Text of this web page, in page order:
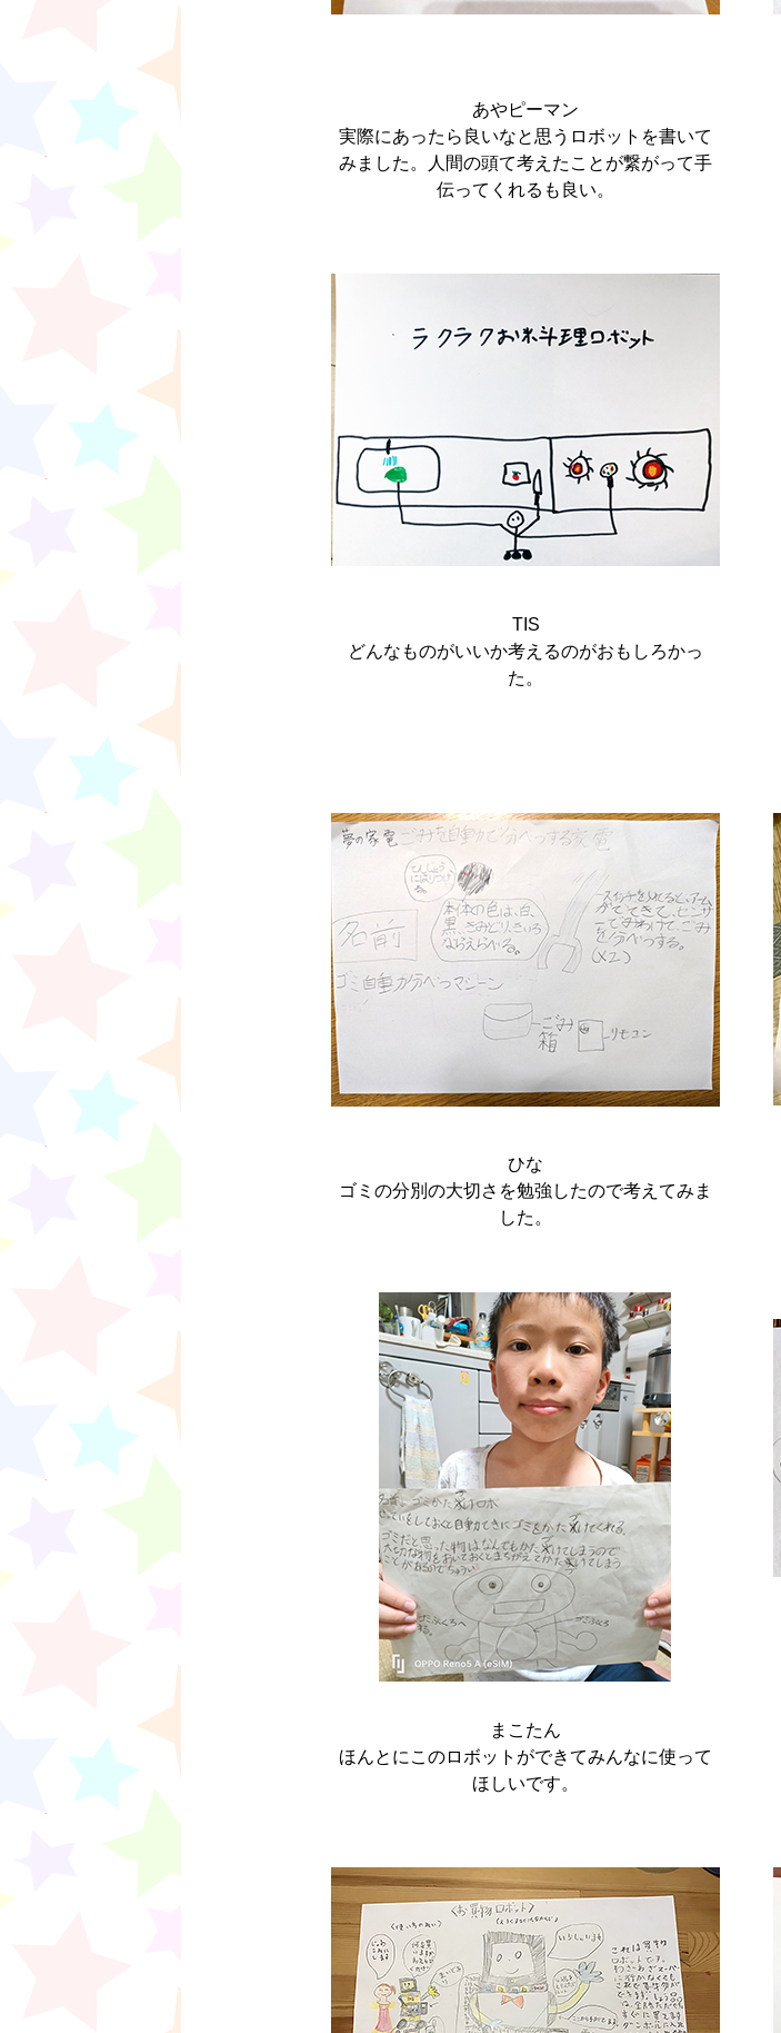
あやピーマン
実際にあったら良いなと思うロボットを書いて
みました。人間の頭て考えたことが繋がって手
伝ってくれるも良い。
TIS
どんなものがいいか考えるのがおもしろかっ
た。
ひな
ゴミの分別の大切さを勉強したので考えてみま
した。
まこたん
ほんとにこのロボットができてみんなに使って
ほしいです。